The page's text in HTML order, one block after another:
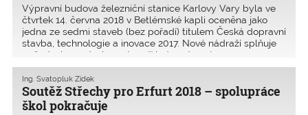
Výpravní budova železniční stanice Karlovy Vary byla ve
čtvrtek 14. června 2018 v Betlémské kapli oceněna jako
jedna ze sedmi staveb (bez pořadí) titulem Česká dopravní
stavba, technologie a inovace 2017. Nové nádraží splňuje
požadavky a nároky „vstupní“ brány do nej
Soutěž Střechy pro Erfurt 2018 – spolupráce
škol pokračuje
Ing. Svatopluk Zídek